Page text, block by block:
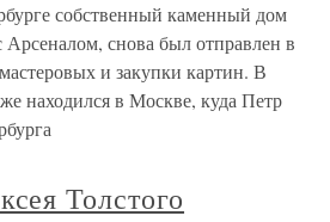
собственный каменный дом
снова был отправлен в
и закупки картин. В
находился в Москве, куда Петр
Толстого